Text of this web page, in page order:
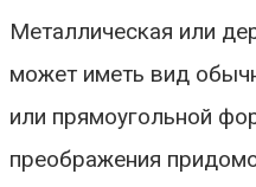
Металлическая или
может иметь вид
или прямоугольной
преображения